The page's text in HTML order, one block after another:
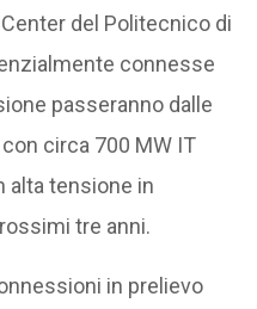
del Politecnico di
connesse
passeranno dalle
circa 700 MW IT
alta tensione in
tre anni.
in prelievo